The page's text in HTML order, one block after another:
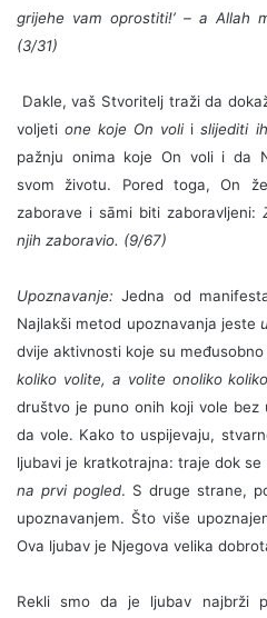
grijehe vam oprostiti!’ – a Allah
(3/31)
Dakle, vaš Stvoritelj traži da
voljetione koje On voli islijediti ih
pažnju onima koje On voli i da
svom životu. Pored toga, On
zaborave i sāmi biti zaboravljeni:
njih zaboravio. (9/67)
Upoznavanje:Jedna od
Najlakši metod upoznavanja jeste
dvije aktivnosti koje su međusobno
koliko volite, a volite onoliko
društvo je puno onih koji vole bez
da vole. Kako to uspijevaju,
ljubavi je kratkotrajna: traje dok
na prvi pogled. S druge strane,
upoznavanjem. Što više
Ova ljubav je Njegova velika
Rekli smo da je ljubav najbrži